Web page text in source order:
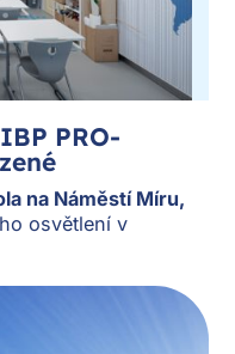
PRO-
na Náměstí Míru,
osvětlení v